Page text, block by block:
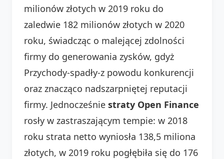
milionów złotych w 2019 roku do
zaledwie 182 milionów złotych w 2020
roku, świadcząc o malejącej zdolności
firmy do generowania zysków, gdyż
Przychody-spadły-z powodu konkurencji
oraz znacząco nadszarpniętej reputacji
firmy. Jednocześnie straty Open Finance
rosły w zastraszającym tempie: w 2018
roku strata netto wyniosła 138,5 miliona
złotych, w 2019 roku pogłębiła się do 176